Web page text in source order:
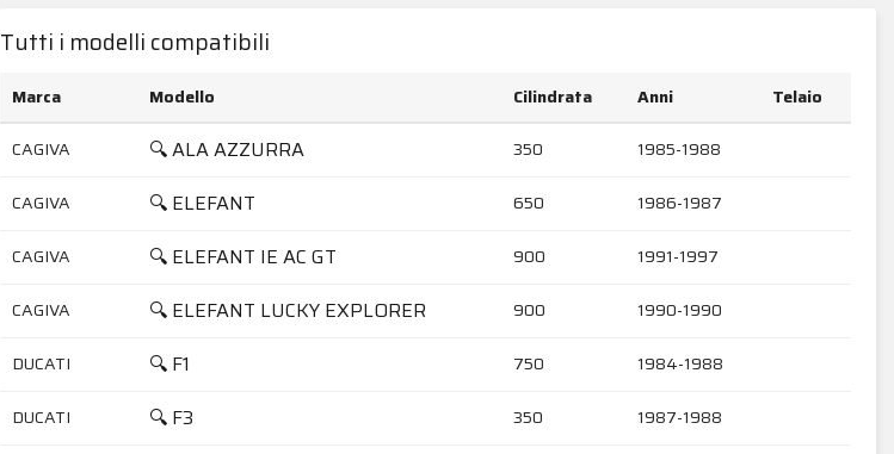
Tutti i modelli compatibili
Marca Modello Cilindrata Anni
Telaio
CAGIVA
🔍 ALA AZZURRA 350 1985-1988
CAGIVA 🔍 ELEFANT 650 1986-1987
CAGIVA 🔍 ELEFANT IE AC GT 900 1991-1997
CAGIVA 🔍 ELEFANT LUCKY EXPLORER 900 1990-1990
DUCATI 🔍 F1 750 1984-1988
DUCATI 🔍 F3 350 1987-1988